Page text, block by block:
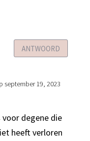
ANTWOORD
september 19, 2023
degene die
heeft verloren